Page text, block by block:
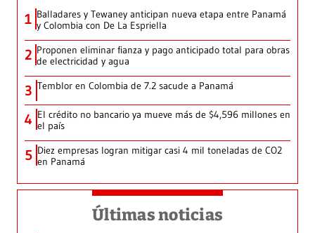
1 Balladares y Tewaney anticipan nueva etapa entre Panamá
y Colombia con De La Espriella
2 Proponen eliminar fianza y pago anticipado total para obras
de electricidad y agua
3 Temblor en Colombia de 7.2 sacude a Panamá
4 El crédito no bancario ya mueve más de $4,596 millones en
el país
5 Diez empresas logran mitigar casi 4 mil toneladas de CO2
en Panamá
Últimas noticias